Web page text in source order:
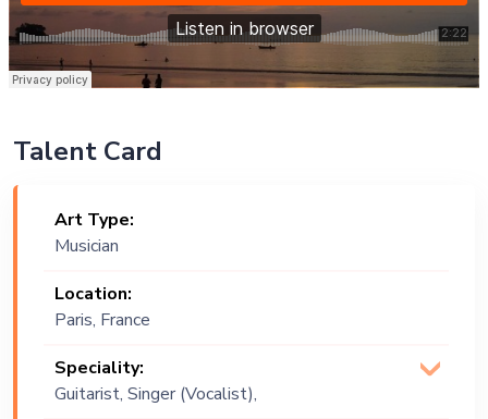
Talent Card
Art Type:
Musician
Location:
Paris, France
Speciality:
Guitarist, Singer (Vocalist),